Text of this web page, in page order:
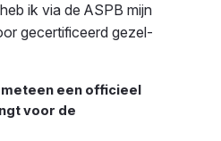
ik via de ASPB mijn
gecertificeerd gezel-
een officieel
voor de